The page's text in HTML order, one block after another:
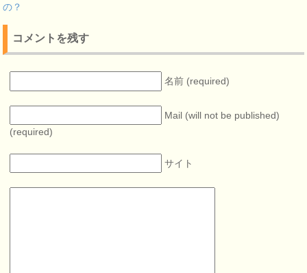
の？
コメントを残す
名前 (required)
Mail (will not be published)
(required)
サイト